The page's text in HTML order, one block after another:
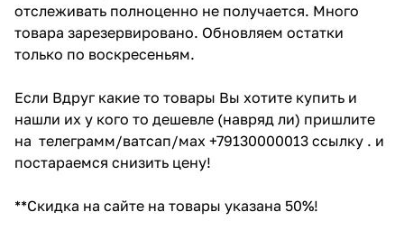
отслеживать полноценно не получается. Много
товара зарезервировано. Обновляем остатки
только по воскресеньям.
Если Вдруг какие то товары Вы хотите купить и
нашли их у кого то дешевле (навряд ли) пришлите
на телеграмм/ватсап/мах +79130000013 ссылку . и
постараемся снизить цену!
**Скидка на сайте на товары указана 50%!